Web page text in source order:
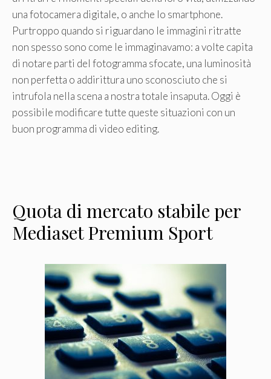
una fotocamera digitale, o anche lo smartphone.
Purtroppo quando si riguardano le immagini ritratte
non spesso sono come le immaginavamo: a volte capita
di notare parti del fotogramma sfocate, una luminosità
non perfetta o addirittura uno sconosciuto che si
intrufola nella scena a nostra totale insaputa. Oggi è
possibile modificare tutte queste situazioni con un
buon programma di video editing.
Quota di mercato stabile per
Mediaset Premium Sport